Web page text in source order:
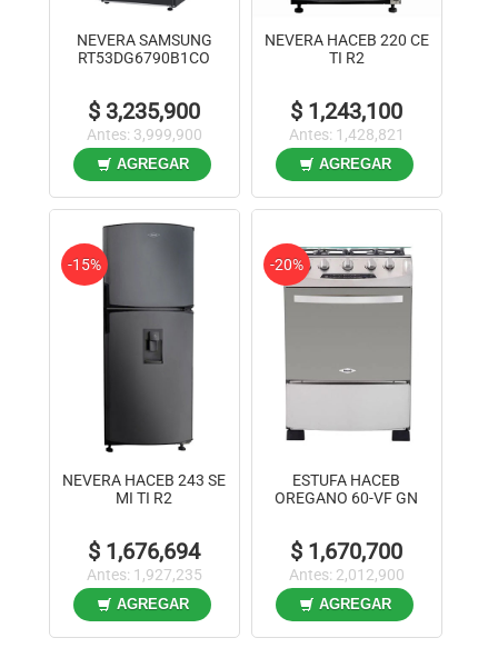
NEVERA SAMSUNG
RT53DG6790B1CO
Antes: 3,999,900
$ 3,235,900
AGREGAR
NEVERA HACEB 220 CE
TI R2
Antes: 1,428,821
$ 1,243,100
AGREGAR
NEVERA HACEB 243 SE
MI TI R2
Antes: 1,927,235
-15%
$ 1,676,694
AGREGAR
ESTUFA HACEB
OREGANO 60-VF GN
Antes: 2,012,900
-20%
$ 1,670,700
AGREGAR